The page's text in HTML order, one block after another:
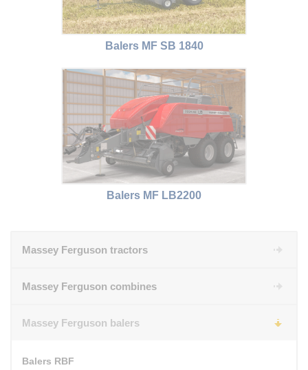
Balers MF SB 1840
Balers MF LB2200
Massey Ferguson tractors
Massey Ferguson combines
Massey Ferguson balers
Balers RBF